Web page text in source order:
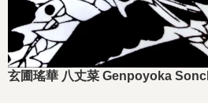
玄圃瑤華 八丈菜 Genpoyoka